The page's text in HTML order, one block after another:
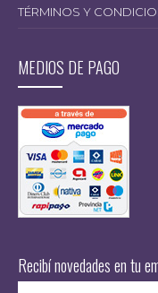
$
TÉRMINOS Y
MEDIOS DE PAGO
Recibí novedades en tu